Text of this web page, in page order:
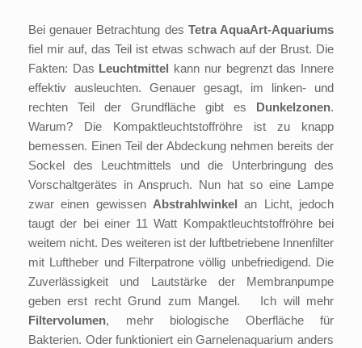
Bei genauer Betrachtung des Tetra AquaArt-Aquariums
fiel mir auf, das Teil ist etwas schwach auf der Brust. Die
Fakten: Das Leuchtmittel kann nur begrenzt das Innere
effektiv ausleuchten. Genauer gesagt, im linken- und
rechten Teil der Grundfläche gibt es Dunkelzonen.
Warum? Die Kompaktleuchtstoffröhre ist zu knapp
bemessen. Einen Teil der Abdeckung nehmen bereits der
Sockel des Leuchtmittels und die Unterbringung des
Vorschaltgerätes in Anspruch. Nun hat so eine Lampe
zwar einen gewissen Abstrahlwinkel an Licht, jedoch
taugt der bei einer 11 Watt Kompaktleuchtstoffröhre bei
weitem nicht. Des weiteren ist der luftbetriebene Innenfilter
mit Luftheber und Filterpatrone völlig unbefriedigend. Die
Zuverlässigkeit und Lautstärke der Membranpumpe
geben erst recht Grund zum Mangel. Ich will mehr
Filtervolumen, mehr biologische Oberfläche für
Bakterien. Oder funktioniert ein Garnelenaquarium anders